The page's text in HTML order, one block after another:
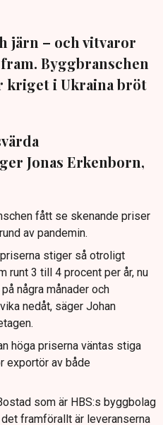
järn – och vitvaror
Byggbranschen
kriget i Ukraina bröt
Jonas Erkenborn,
fått se skenande priser
av pandemin.
stiger så otroligt
runt 3 till 4 procent per år, nu
några månader och
nedåt, säger Johan
höga priserna väntas stiga
exportör av både
som är HBS:s byggbolag
framförallt är leveranserna